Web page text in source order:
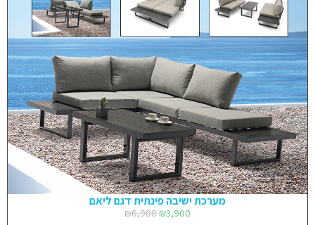
מערכת ישיבה פינתית דגם ליאם
₪6,900 ₪3,900